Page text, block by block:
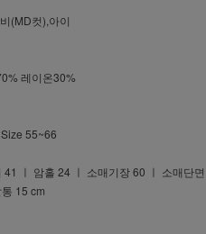
(MD컷),아이
레이온30%
55~66
ㅣ 암홀 24 ㅣ 소매기장 60 ㅣ 소매단면
15 cm